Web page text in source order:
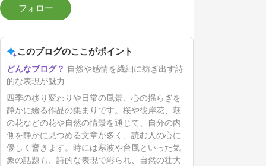
このブログのここがポイント
自然や感情を繊細に紡ぎ出す詩
的な表現が魅力
四季の移り変わりや日常の風景、心の揺らぎを
静かに綴る作品の集まりです。桜や彼岸花、萩
の花などの花や自然の情景を通じて、自分の内
側を静かに見つめる文章が多く、読む人の心に
優しく響きます。時には寒波や台風といった気
象の話題も、詩的な表現で彩られ、自然の壮大